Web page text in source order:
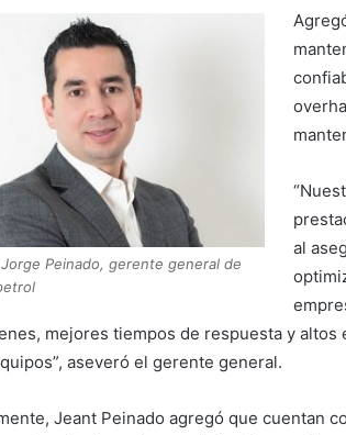
Peinado, gerente general de
al
mejores tiempos de respuesta y
aseveró el gerente general.
Jeant Peinado agregó que cuentan